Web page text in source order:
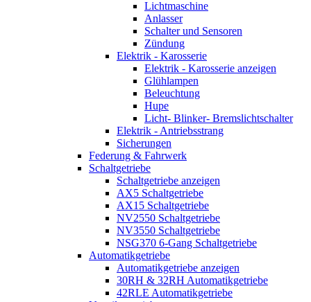
Lichtmaschine
Anlasser
Schalter und Sensoren
Zündung
Elektrik - Karosserie
Elektrik - Karosserie anzeigen
Glühlampen
Beleuchtung
Hupe
Licht- Blinker- Bremslichtschalter
Elektrik - Antriebsstrang
Sicherungen
Federung & Fahrwerk
Schaltgetriebe
Schaltgetriebe anzeigen
AX5 Schaltgetriebe
AX15 Schaltgetriebe
NV2550 Schaltgetriebe
NV3550 Schaltgetriebe
NSG370 6-Gang Schaltgetriebe
Automatikgetriebe
Automatikgetriebe anzeigen
30RH & 32RH Automatikgetriebe
42RLE Automatikgetriebe